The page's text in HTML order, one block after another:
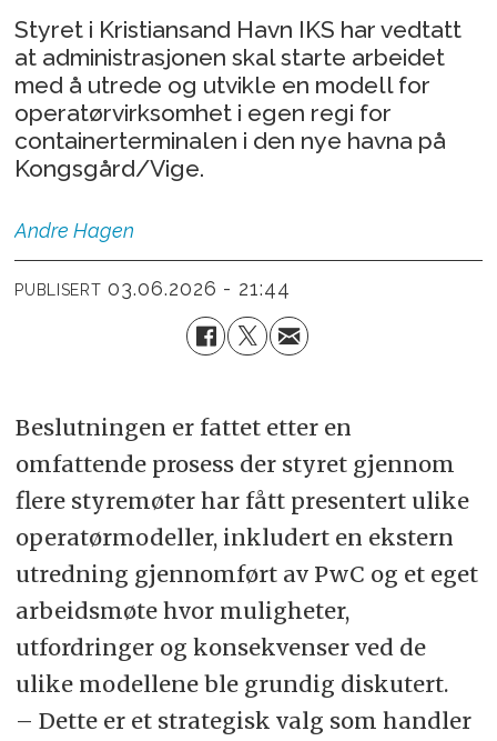
Styret i Kristiansand Havn IKS har vedtatt
at administrasjonen skal starte arbeidet
med å utrede og utvikle en modell for
operatørvirksomhet i egen regi for
containerterminalen i den nye havna på
Kongsgård/Vige.
Andre Hagen
PUBLISERT 03.06.2026 - 21:44
Beslutningen er fattet etter en
omfattende prosess der styret gjennom
flere styremøter har fått presentert ulike
operatørmodeller, inkludert en ekstern
utredning gjennomført av PwC og et eget
arbeidsmøte hvor muligheter,
utfordringer og konsekvenser ved de
ulike modellene ble grundig diskutert.
– Dette er et strategisk valg som handler